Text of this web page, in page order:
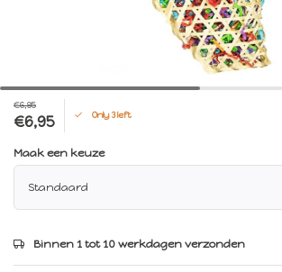
€6,95
€6,95 Only 3 left
Maak een keuze
Standaard
Binnen 1 tot 10 werkdagen verzonden